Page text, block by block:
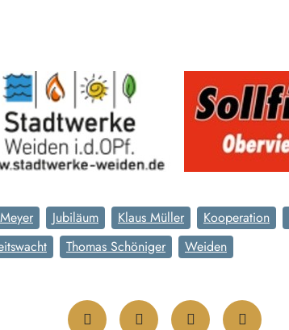
Jubiläum Klaus Müller Kooperation
Thomas Schöniger Weiden